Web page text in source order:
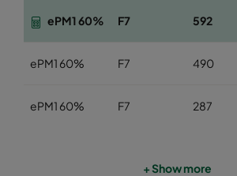
ePM1 60% F7 592
ePM1 60% F7 490
ePM1 60% F7 287
+ Show more